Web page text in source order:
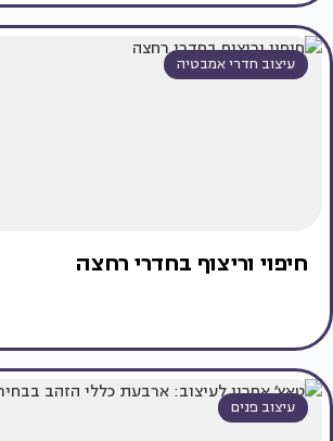
עיצוב חדרי אמבטיה
חיפוי וריצוף בחדרי רחצה
עיצוב פנים